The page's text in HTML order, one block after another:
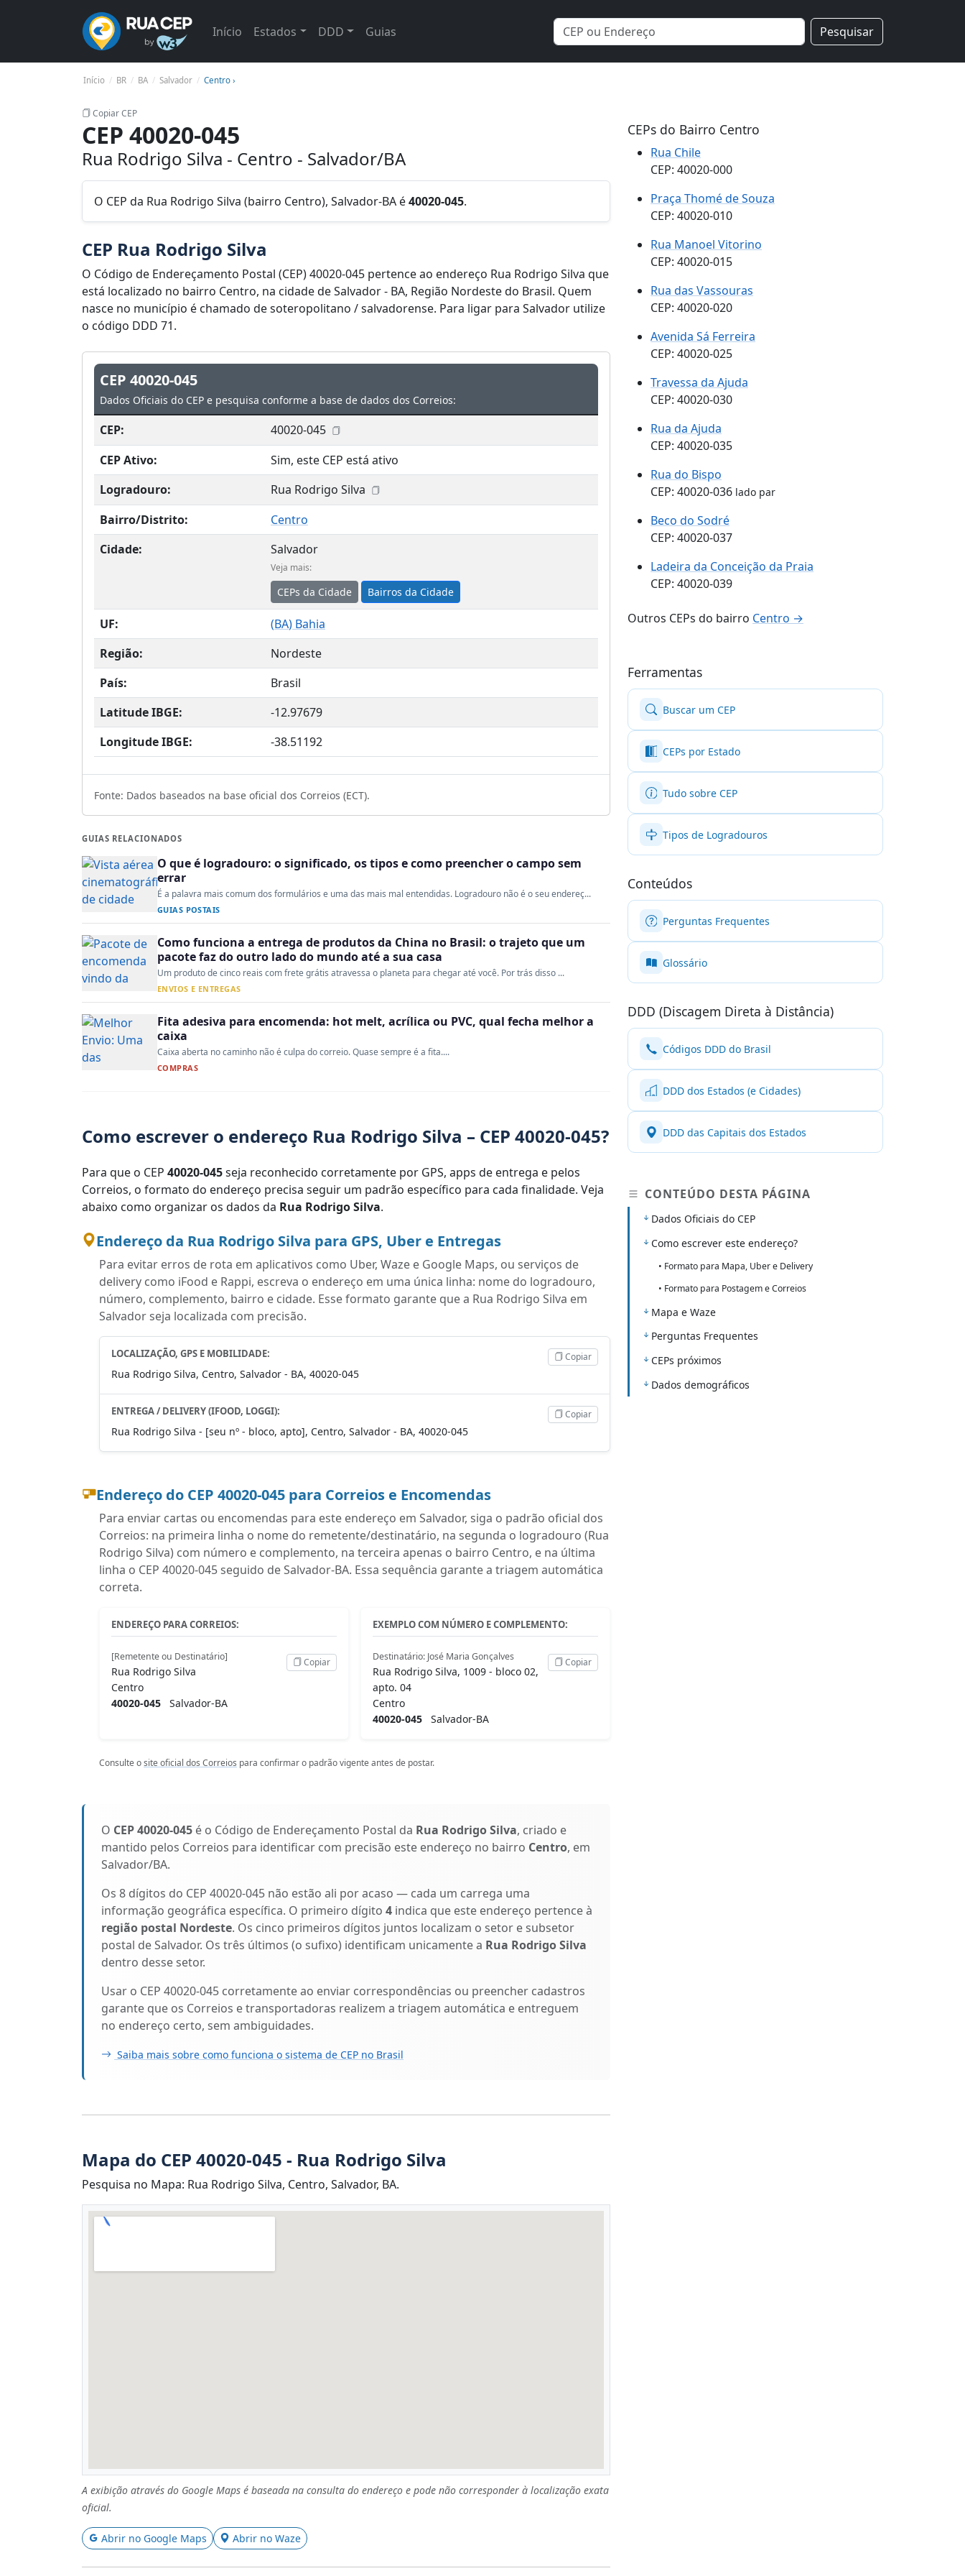
Início Estados DDD Guias Pesquisar
Início BR BA Salvador Centro ›
Copiar CEP
CEP 40020-045
Rua Rodrigo Silva - Centro - Salvador/BA
O CEP da Rua Rodrigo Silva (bairro Centro), Salvador-BA é40020-045.
CEP Rua Rodrigo Silva
O Código de Endereçamento Postal (CEP) 40020-045 pertence ao endereço Rua Rodrigo Silva que
está localizado no bairro Centro, na cidade de Salvador - BA, Região Nordeste do Brasil. Quem
nasce no município é chamado de soteropolitano / salvadorense. Para ligar para Salvador utilize
o código DDD 71.
CEP 40020-045
Dados Oficiais do CEP e pesquisa conforme a base de dados dos Correios:
CEP:
40020-045
CEP Ativo:
Sim, este CEP está ativo
Logradouro:
Rua Rodrigo Silva
Bairro/Distrito:
Centro
Cidade:
Salvador
Veja mais:
CEPs da Cidade Bairros da Cidade
UF: (BA) Bahia
Região:
Nordeste
País:
Brasil
Latitude IBGE:
-12.97679
Longitude IBGE:
-38.51192
Fonte: Dados baseados na base oficial dos Correios (ECT).
GUIAS RELACIONADOS
O que é logradouro: o significado, os tipos e como preencher o campo sem
errar
É a palavra mais comum dos formulários e uma das mais mal entendidas. Logradouro não é o seu endereç...
GUIAS POSTAIS
Como funciona a entrega de produtos da China no Brasil: o trajeto que um
pacote faz do outro lado do mundo até a sua casa
Um produto de cinco reais com frete grátis atravessa o planeta para chegar até você. Por trás disso ...
ENVIOS E ENTREGAS
Fita adesiva para encomenda: hot melt, acrílica ou PVC, qual fecha melhor a
caixa
Caixa aberta no caminho não é culpa do correio. Quase sempre é a fita....
COMPRAS
Como escrever o endereço Rua Rodrigo Silva – CEP 40020-045?
Para que o CEP 40020-045seja reconhecido corretamente por GPS, apps de entrega e pelos
Correios, o formato do endereço precisa seguir um padrão específico para cada finalidade. Veja
abaixo como organizar os dados da Rua Rodrigo Silva.
Endereço da Rua Rodrigo Silva para GPS, Uber e Entregas
Para evitar erros de rota em aplicativos como Uber, Waze e Google Maps, ou serviços de
delivery como iFood e Rappi, escreva o endereço em uma única linha: nome do logradouro,
número, complemento, bairro e cidade. Esse formato garante que a Rua Rodrigo Silva em
Salvador seja localizada com precisão.
LOCALIZAÇÃO, GPS E MOBILIDADE:
Rua Rodrigo Silva, Centro, Salvador - BA, 40020-045
Copiar
ENTREGA / DELIVERY (IFOOD, LOGGI):
Rua Rodrigo Silva - [seu nº - bloco, apto], Centro, Salvador - BA, 40020-045
Copiar
Endereço do CEP 40020-045 para Correios e Encomendas
Para enviar cartas ou encomendas para este endereço em Salvador, siga o padrão oficial dos
Correios: na primeira linha o nome do remetente/destinatário, na segunda o logradouro (Rua
Rodrigo Silva) com número e complemento, na terceira apenas o bairro Centro, e na última
linha o CEP 40020-045 seguido de Salvador-BA. Essa sequência garante a triagem automática
correta.
ENDEREÇO PARA CORREIOS:
[Remetente ou Destinatário]
Rua Rodrigo Silva
Centro
40020-045 Salvador-BA
Copiar
EXEMPLO COM NÚMERO E COMPLEMENTO:
Destinatário: José Maria Gonçalves
Rua Rodrigo Silva, 1009 - bloco 02,
apto. 04
Centro
40020-045 Salvador-BA
Copiar
Consulte osite oficial dos Correios para confirmar o padrão vigente antes de postar.
O CEP 40020-045 é o Código de Endereçamento Postal da Rua Rodrigo Silva, criado e
mantido pelos Correios para identificar com precisão este endereço no bairro Centro, em
Salvador/BA.
Os 8 dígitos do CEP 40020-045 não estão ali por acaso — cada um carrega uma
informação geográfica específica. O primeiro dígito 4 indica que este endereço pertence à
região postal Nordeste. Os cinco primeiros dígitos juntos localizam o setor e subsetor
postal de Salvador. Os três últimos (o sufixo) identificam unicamente a Rua Rodrigo Silva
dentro desse setor.
Usar o CEP 40020-045 corretamente ao enviar correspondências ou preencher cadastros
garante que os Correios e transportadoras realizem a triagem automática e entreguem
no endereço certo, sem ambiguidades.
Saiba mais sobre como funciona o sistema de CEP no Brasil
Mapa do CEP 40020-045 - Rua Rodrigo Silva
Pesquisa no Mapa: Rua Rodrigo Silva, Centro, Salvador, BA.
A exibição através do Google Maps é baseada na consulta do endereço e pode não corresponder à localização exata
oficial.
Abrir no Google Maps Abrir no Waze
CEPs do Bairro Centro
Rua Chile
CEP: 40020-000
Praça Thomé de Souza
CEP: 40020-010
Rua Manoel Vitorino
CEP: 40020-015
Rua das Vassouras
CEP: 40020-020
Avenida Sá Ferreira
CEP: 40020-025
Travessa da Ajuda
CEP: 40020-030
Rua da Ajuda
CEP: 40020-035
Rua do Bispo
CEP: 40020-036 lado par
Beco do Sodré
CEP: 40020-037
Ladeira da Conceição da Praia
CEP: 40020-039
Outros CEPs do bairro Centro →
Ferramentas
Buscar um CEP
CEPs por Estado
Tudo sobre CEP
Tipos de Logradouros
Conteúdos
Perguntas Frequentes
Glossário
DDD (Discagem Direta à Distância)
Códigos DDD do Brasil
DDD dos Estados (e Cidades)
DDD das Capitais dos Estados
CONTEÚDO DESTA PÁGINA
Dados Oficiais do CEP
Como escrever este endereço?
• Formato para Mapa, Uber e Delivery
• Formato para Postagem e Correios
Mapa e Waze
Perguntas Frequentes
CEPs próximos
Dados demográficos